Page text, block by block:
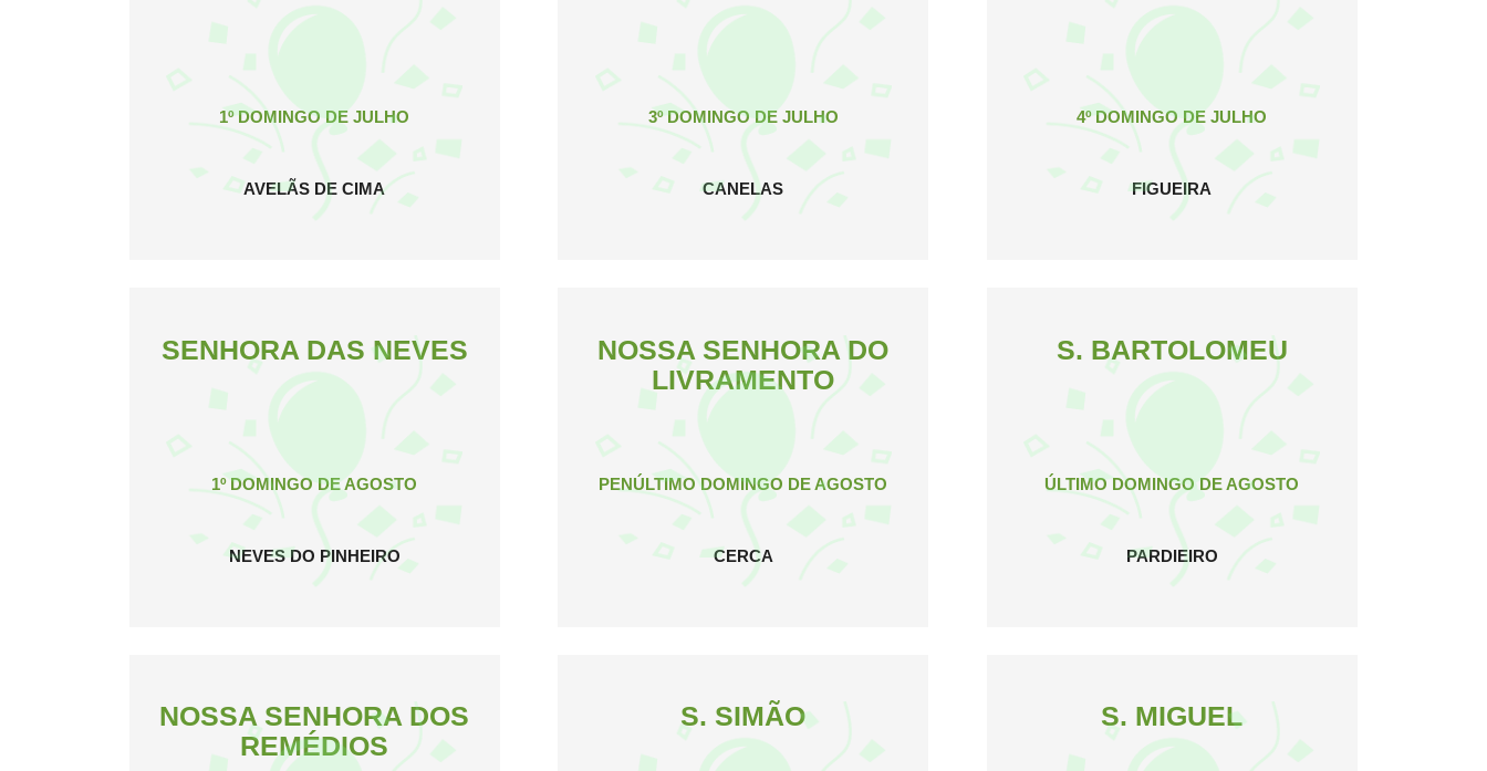
1º DOMINGO DE JULHO
AVELÃS DE CIMA
3º DOMINGO DE JULHO
CANELAS
4º DOMINGO DE JULHO
FIGUEIRA
SENHORA DAS NEVES
1º DOMINGO DE AGOSTO
NEVES DO PINHEIRO
NOSSA SENHORA DO
LIVRAMENTO
PENÚLTIMO DOMINGO DE AGOSTO
CERCA
S. BARTOLOMEU
ÚLTIMO DOMINGO DE AGOSTO
PARDIEIRO
NOSSA SENHORA DOS
REMÉDIOS
S. SIMÃO S. MIGUEL